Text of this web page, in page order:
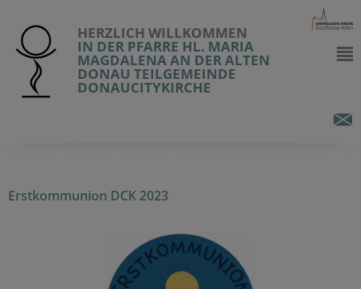
HERZLICH WILLKOMMEN
IN DER PFARRE HL. MARIA
MAGDALENA AN DER ALTEN
DONAU TEILGEMEINDE
DONAUCITYKIRCHE
Erstkommunion DCK 2023